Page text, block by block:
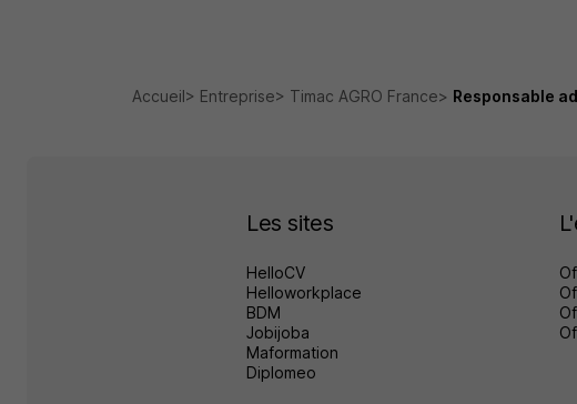
Accueil Entreprise Timac AGRO France Responsable
Les sites
HelloCV
Helloworkplace
BDM
Jobijoba
Maformation
Diplomeo